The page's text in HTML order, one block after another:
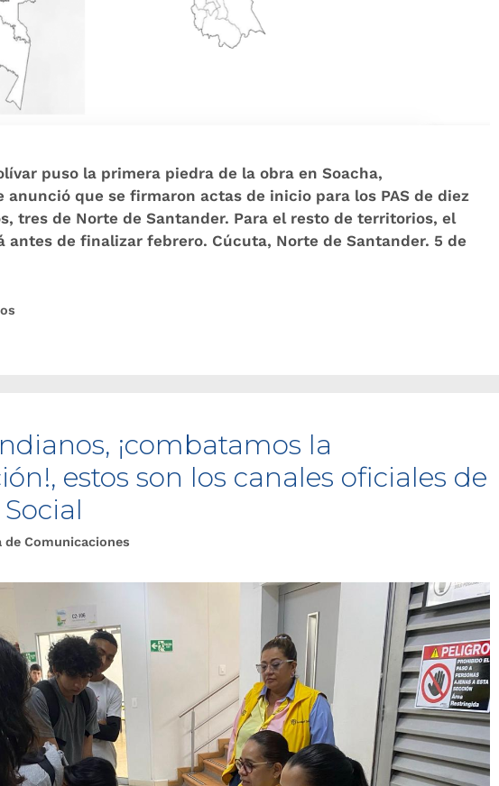
puso la primera piedra de la obra en Soacha,
anunció que se firmaron actas de inicio para los PAS de diez
tres de Norte de Santander. Para el resto de territorios, el
antes de finalizar febrero. Cúcuta, Norte de Santander. 5 de
¡combatamos la
estos son los canales oficiales de
de Comunicaciones